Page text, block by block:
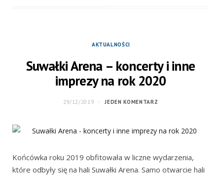
AKTUALNOŚCI
Suwałki Arena – koncerty i inne
imprezy na rok 2020
29/12/2019 JEDEN KOMENTARZ
Końcówka roku 2019 obfitowała w liczne wydarzenia,
które odbyły się na hali Suwałki Arena. Samo otwarcie hali